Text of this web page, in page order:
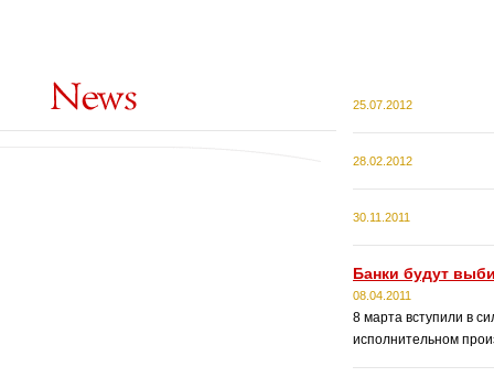
25.07.2012
28.02.2012
30.11.2011
Банки будут
08.04.2011
8 марта вступили в
исполнительном